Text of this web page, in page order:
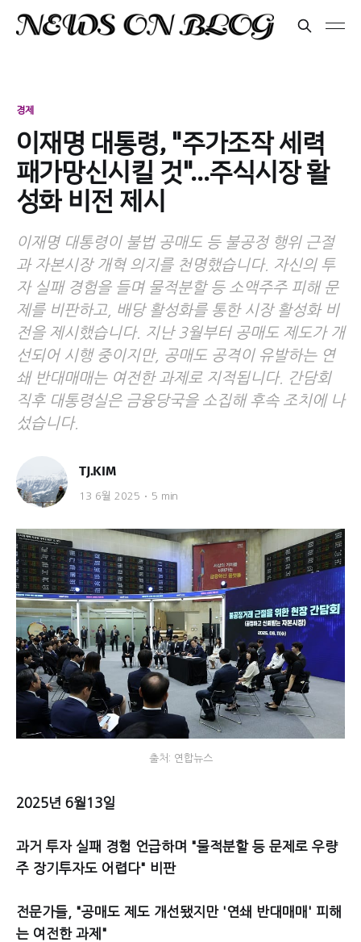
경제
이재명 대통령, "주가조작 세력
패가망신시킬 것"…주식시장 활
성화 비전 제시
이재명 대통령이 불법 공매도 등 불공정 행위 근절
과 자본시장 개혁 의지를 천명했습니다. 자신의 투
자 실패 경험을 들며 물적분할 등 소액주주 피해 문
제를 비판하고, 배당 활성화를 통한 시장 활성화 비
전을 제시했습니다. 지난 3월부터 공매도 제도가 개
선되어 시행 중이지만, 공매도 공격이 유발하는 연
쇄 반대매매는 여전한 과제로 지적됩니다. 간담회
직후 대통령실은 금융당국을 소집해 후속 조치에 나
섰습니다.
TJ.KIM
13 6월 2025 5 min
출처: 연합뉴스
2025년 6월13일
과거 투자 실패 경험 언급하며 "물적분할 등 문제로 우량
주 장기투자도 어렵다" 비판
전문가들, "공매도 제도 개선됐지만 '연쇄 반대매매' 피해
는 여전한 과제"